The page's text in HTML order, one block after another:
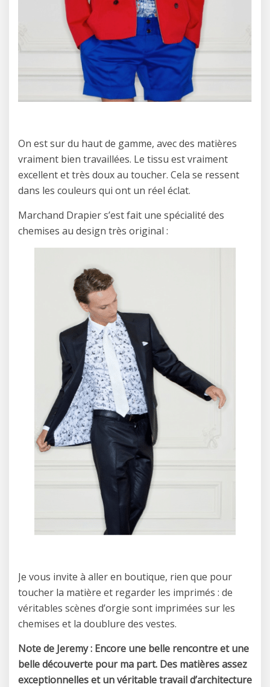
On est sur du haut de gamme, avec des matières
vraiment bien travaillées. Le tissu est vraiment
excellent et très doux au toucher. Cela se ressent
dans les couleurs qui ont un réel éclat.
Marchand Drapier s’est fait une spécialité des
chemises au design très original :
Je vous invite à aller en boutique, rien que pour
toucher la matière et regarder les imprimés : de
véritables scènes d’orgie sont imprimées sur les
chemises et la doublure des vestes.
Note de Jeremy : Encore une belle rencontre et une
belle découverte pour ma part. Des matières assez
exceptionnelles et un véritable travail d’architecture